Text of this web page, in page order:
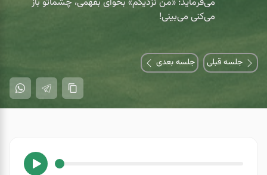
می‌کنی می‌بینی!
جلسه قبلی جلسه بعدی